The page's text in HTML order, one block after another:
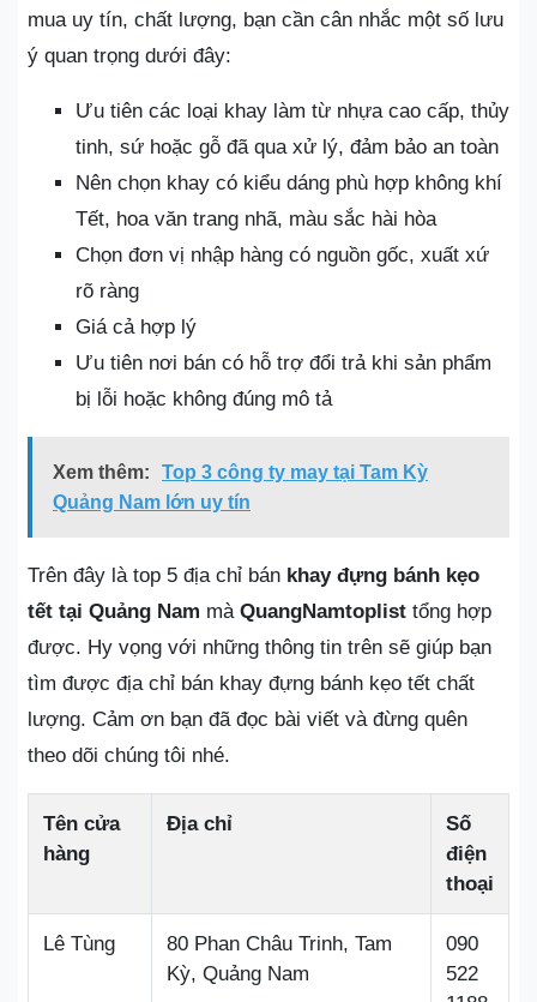
mua uy tín, chất lượng, bạn cần cân nhắc một số lưu
ý quan trọng dưới đây:
Ưu tiên các loại khay làm từ nhựa cao cấp, thủy
tinh, sứ hoặc gỗ đã qua xử lý, đảm bảo an toàn
Nên chọn khay có kiểu dáng phù hợp không khí
Tết, hoa văn trang nhã, màu sắc hài hòa
Chọn đơn vị nhập hàng có nguồn gốc, xuất xứ
rõ ràng
Giá cả hợp lý
Ưu tiên nơi bán có hỗ trợ đổi trả khi sản phẩm
bị lỗi hoặc không đúng mô tả
Xem thêm:
Top 3 công ty may tại Tam Kỳ
Quảng Nam lớn uy tín
Trên đây là top 5 địa chỉ bán khay đựng bánh kẹo
tết tại Quảng Nam mà QuangNamtoplist tổng hợp
được. Hy vọng với những thông tin trên sẽ giúp bạn
tìm được địa chỉ bán khay đựng bánh kẹo tết chất
lượng. Cảm ơn bạn đã đọc bài viết và đừng quên
theo dõi chúng tôi nhé.
Tên cửa
hàng
Địa chỉ
Số
điện
thoại
Lê Tùng
80 Phan Châu Trinh, Tam
Kỳ, Quảng Nam
090
522